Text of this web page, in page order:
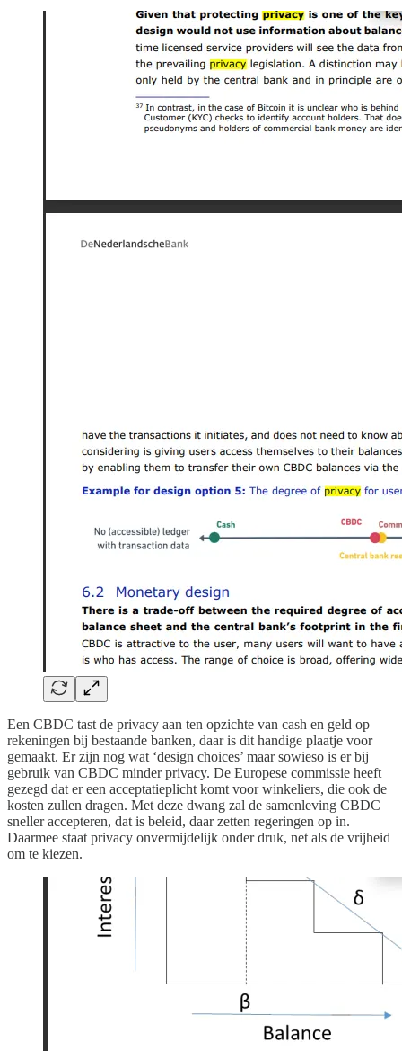
Een CBDC tast de privacy aan ten opzichte van cash en geld op
rekeningen bij bestaande banken, daar is dit handige plaatje voor
gemaakt. Er zijn nog wat ‘design choices’ maar sowieso is er bij
gebruik van CBDC minder privacy. De Europese commissie heeft
gezegd dat er een acceptatieplicht komt voor winkeliers, die ook de
kosten zullen dragen. Met deze dwang zal de samenleving CBDC
sneller accepteren, dat is beleid, daar zetten regeringen op in.
Daarmee staat privacy onvermijdelijk onder druk, net als de vrijheid
om te kiezen.